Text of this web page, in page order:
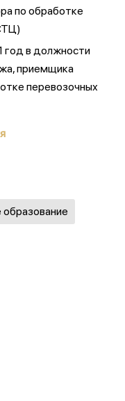
по обработке
год в должности
приемщика
перевозочных